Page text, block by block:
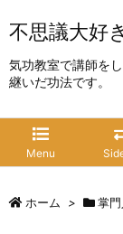
不思議大好
気功教室で講師を
継いだ功法です。
Menu
ホーム > 掌門